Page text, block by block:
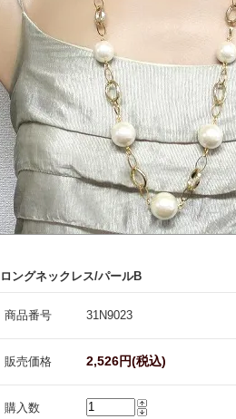
ロングネックレス/パールB
商品番号 31N9023
販売価格 2,526円(税込)
購入数